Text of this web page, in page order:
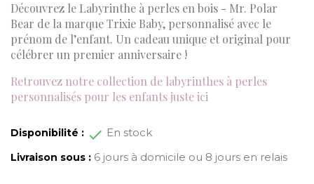
Découvrez le Labyrinthe à perles en bois - Mr. Polar
Bear de la marque Trixie Baby, personnalisé avec le
prénom de l’enfant. Un cadeau unique et original pour
célébrer un premier anniversaire !
Retrouvez notre collection de labyrinthes à perles
personnalisés pour les enfants juste ici
Disponibilité : En stock
Livraison sous : 6 jours à domicile ou 8 jours en relais